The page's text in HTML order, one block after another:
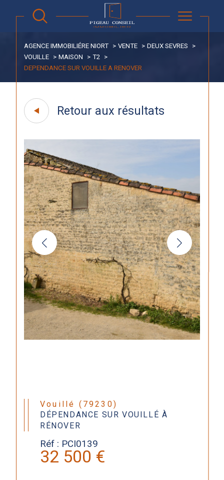
AGENCE IMMOBILIÉRE NIORT VENTE
DEUX SEVRES
VOUILLE
MAISON
T2
DEPENDANCE SUR VOUILLE A RENOVER
Retour aux résultats
Vouillé (79230)
DÉPENDANCE SUR VOUILLÉ À
RÉNOVER
Réf : PCI0139
32 500 €